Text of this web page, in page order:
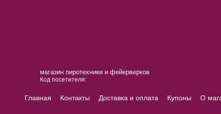
магазин пиротехники и фейерверков
Код посетителя:
Главная Контакты Доставка и оплата Купоны О